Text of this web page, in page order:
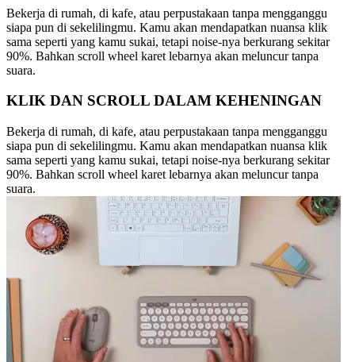
Bekerja di rumah, di kafe, atau perpustakaan tanpa mengganggu
siapa pun di sekelilingmu. Kamu akan mendapatkan nuansa klik
sama seperti yang kamu sukai, tetapi noise-nya berkurang sekitar
90%. Bahkan scroll wheel karet lebarnya akan meluncur tanpa
suara.
KLIK DAN SCROLL DALAM KEHENINGAN
Bekerja di rumah, di kafe, atau perpustakaan tanpa mengganggu
siapa pun di sekelilingmu. Kamu akan mendapatkan nuansa klik
sama seperti yang kamu sukai, tetapi noise-nya berkurang sekitar
90%. Bahkan scroll wheel karet lebarnya akan meluncur tanpa
suara.